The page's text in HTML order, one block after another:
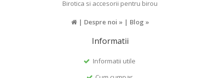
Birotica si accesorii pentru birou
| Despre noi » | Blog »
Informatii
Informatii utile